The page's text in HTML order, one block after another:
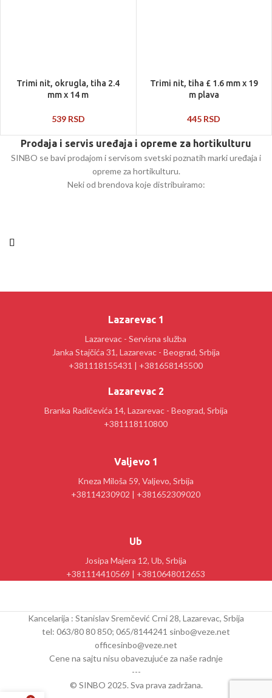
Trimi nit, okrugla, tiha 2.4
mm x 14 m
539 RSD
Trimi nit, tiha £ 1.6 mm x 19
m plava
445 RSD
Prodaja i servis uređaja i opreme za hortikulturu
SINBO se bavi prodajom i servisom svetski poznatih marki uređaja i
opreme za hortikulturu.
Neki od brendova koje distribuiramo:
Lazarevac 1
Lazarevac - Servisna služba
Janka Stajčića 31, Lazarevac - Beograd, Srbija
+381118155431 | +381658145500
Lazarevac 2
Branka Radičevića 14, Lazarevac - Beograd, Srbija
+381118110800
Valjevo 1
Kneza Miloša 59, Valjevo, Srbija
+38114230902 | +381652309020
Ub
Josipa Majera 12, Ub, Srbija
+381114410569 | +3810648012653
Kancelarija : Stanislav Sremčević Crni 28, Lazarevac, Srbija
tel: 063/80 80 850; 065/8144241 sinbo@veze.net
officesinbo@veze.net
Cene na sajtu nisu obavezujuće za naše radnje
---
© SINBO 2025. Sva prava zadržana.